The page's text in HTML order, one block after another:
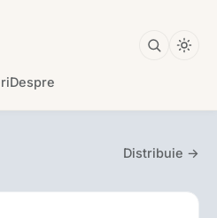
Despre
Distribuie →